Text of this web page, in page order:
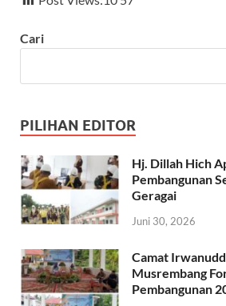
e
o
k
at
p
p
e
m
Cari
PILIHAN EDITOR
Hj. Dillah Hich
Pembangunan
Geragai
Juni 30, 2026
Camat
Musrembang
Pembangunan